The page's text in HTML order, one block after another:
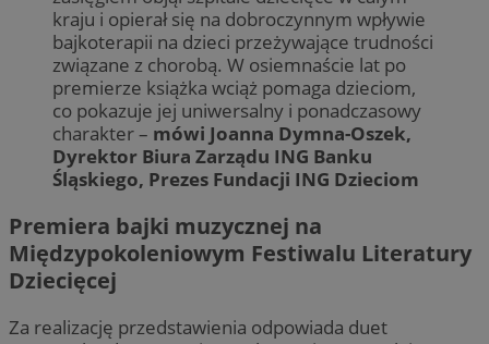
kraju i opierał się na dobroczynnym wpływie
bajkoterapii na dzieci przeżywające trudności
związane z chorobą. W osiemnaście lat po
premierze książka wciąż pomaga dzieciom,
co pokazuje jej uniwersalny i ponadczasowy
charakter – mówi Joanna Dymna-Oszek,
Dyrektor Biura Zarządu ING Banku
Śląskiego, Prezes Fundacji ING Dzieciom
Premiera bajki muzycznej na
Międzypokoleniowym Festiwalu Literatury
Dziecięcej
Za realizację przedstawienia odpowiada duet